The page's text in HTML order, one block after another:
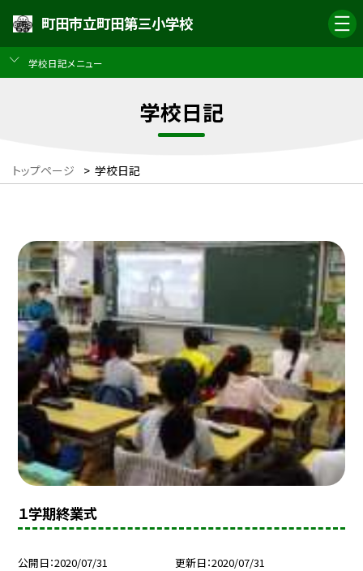
町田市立町田第三小学校
学校日記メニュー
学校日記
トップページ > 学校日記
１学期終業式
公開日 2020/07/31 更新日 2020/07/31